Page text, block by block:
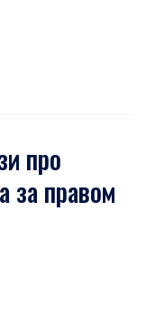
про
за правом